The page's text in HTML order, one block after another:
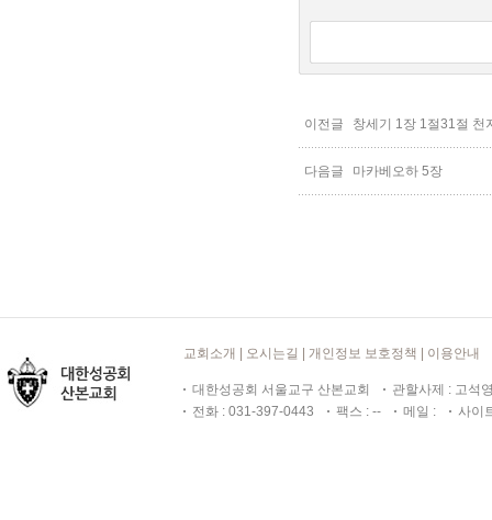
이전글 창세기 1장 1절31절 천
다음글 마카베오하 5장
교회소개 오시는길 개인정보 보호정책 이용안내
대한성공회 서울교구 산본교회
관할사제 : 고
전화 : 031-397-0443
팩스 : -- 메일 : 사이